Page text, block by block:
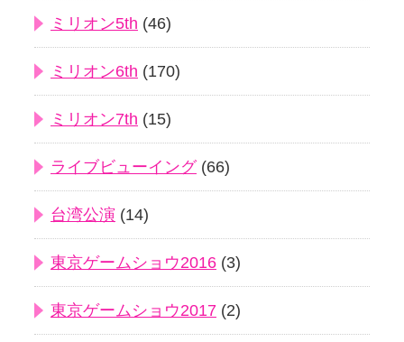
ミリオン5th (46)
ミリオン6th (170)
ミリオン7th (15)
ライブビューイング(66)
台湾公演 (14)
東京ゲームショウ2016 (3)
東京ゲームショウ2017 (2)